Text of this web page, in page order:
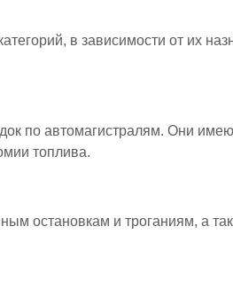
в зависимости от их
по автомагистралям. Они
топлива.
остановкам и троганиям, а